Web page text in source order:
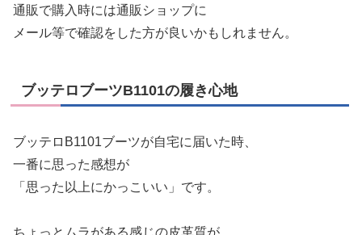
通販で購入時には通販ショップに
メール等で確認をした方が良いかもしれません。
ブッテロブーツB1101の履き心地
ブッテロB1101ブーツが自宅に届いた時、
一番に思った感想が
「思った以上にかっこいい」です。